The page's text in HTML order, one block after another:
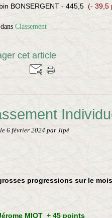
BONSERGENT - 445,5 (- 39,5
Classement
cet article
6 février 2024 par Jipé
progressions sur le
MIOT + 45 points